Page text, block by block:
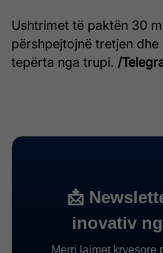
Ushtrimet të paktën 30
përshpejtojnë tretjen
tepërta nga trupi. /